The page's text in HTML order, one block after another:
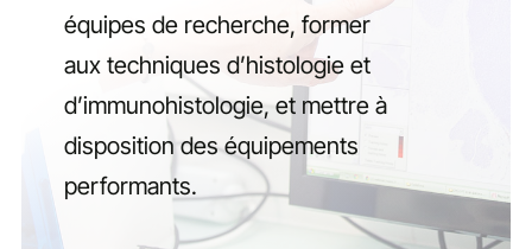
équipes de recherche, former
aux techniques d’histologie et
d’immunohistologie, et mettre à
disposition des équipements
performants.